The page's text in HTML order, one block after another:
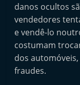
danos ocultos
vendedores
e vendê-lo
costumam
dos
fraudes.